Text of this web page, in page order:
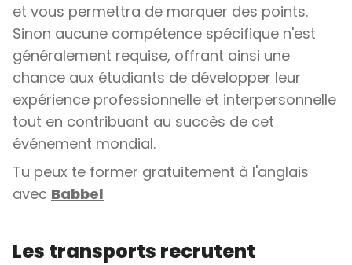
et vous permettra de marquer des points.
Sinon aucune compétence spécifique n'est
généralement requise, offrant ainsi une
chance aux étudiants de développer leur
expérience professionnelle et interpersonnelle
tout en contribuant au succès de cet
événement mondial.
Tu peux te former gratuitement à l'anglais
avec Babbel
Les transports recrutent